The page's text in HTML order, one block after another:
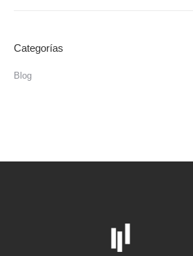
Categorías
Blog